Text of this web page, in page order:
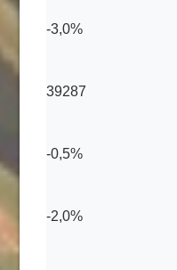
-3,0%
39287
-0,5%
-2,0%